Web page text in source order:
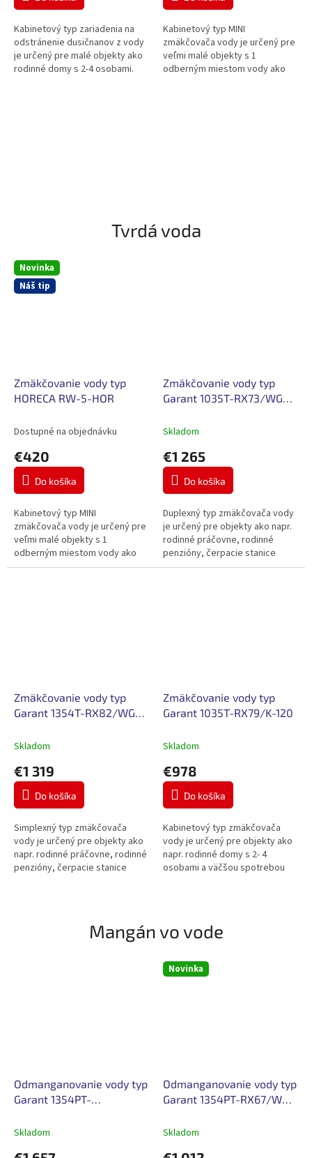
Kabinetový typ zariadenia na
odstránenie dusičnanov z vody
je určený pre malé objekty ako
rodinné domy s 2-4 osobami.
Kabinetový typ MINI
zmäkčovača vody je určený pre
veľmi malé objekty s 1
odberným miestom vody ako
Tvrdá voda
Novinka
Náš tip
Zmäkčovanie vody typ
HORECA RW-5-HOR
Dostupné na objednávku
€420
Do košíka
Kabinetový typ MINI
zmäkčovača vody je určený pre
veľmi malé objekty s 1
odberným miestom vody ako
napr. nápojové automaty,
Zmäkčovanie vody typ
Garant 1035T-RX73/WGD-
Skladom
€1 265
Do košíka
Duplexný typ zmäkčovača vody
je určený pre objekty ako napr.
rodinné práčovne, rodinné
penzióny, čerpacie stanice
PHM, teplovodné kotolne do
Zmäkčovanie vody typ
Garant 1354T-RX82/WG-
Skladom
€1 319
Do košíka
Simplexný typ zmäkčovača
vody je určený pre objekty ako
napr. rodinné práčovne, rodinné
penzióny, čerpacie stanice
Zmäkčovanie vody typ
Garant 1035T-RX79/K-120
Skladom
€978
Do košíka
Kabinetový typ zmäkčovača
vody je určený pre objekty ako
napr. rodinné domy s 2- 4
osobami a väčšou spotrebou
Mangán vo vode
Odmanganovanie vody typ
Garant 1354PT-
Skladom
Novinka
Odmanganovanie vody typ
Garant 1354PT-RX67/WG-
Skladom